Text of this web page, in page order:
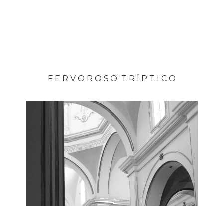
F E R V O R O S O T R Í P T I C O